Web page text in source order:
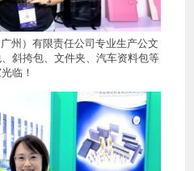
州）有限责任公司专业生产公文
斜挎包、文件夹、汽车资料包等
临！